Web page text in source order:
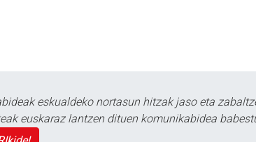
eskualdeko nortasun hitzak jaso eta
euskaraz lantzen dituen komunikabidea